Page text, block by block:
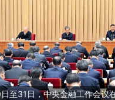
至31日，中央金融工作会议